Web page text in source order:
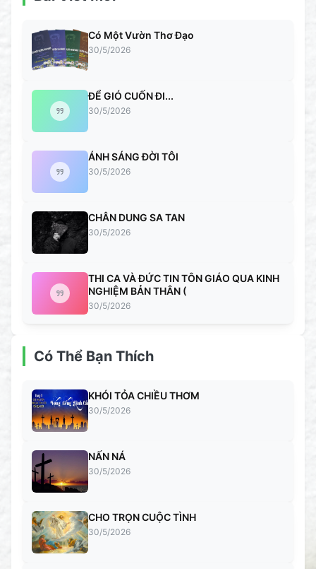
Có Một Vườn Thơ Đạo
30/5/2026
ĐỂ GIÓ CUỐN ĐI...
30/5/2026
ÁNH SÁNG ĐỜI TÔI
30/5/2026
CHÂN DUNG SA TAN
30/5/2026
THI CA VÀ ĐỨC TIN TÔN GIÁO QUA KINH
NGHIỆM BẢN THÂN (
30/5/2026
Có Thể Bạn Thích
KHÓI TỎA CHIỀU THƠM
30/5/2026
NẤN NÁ
30/5/2026
CHO TRỌN CUỘC TÌNH
30/5/2026